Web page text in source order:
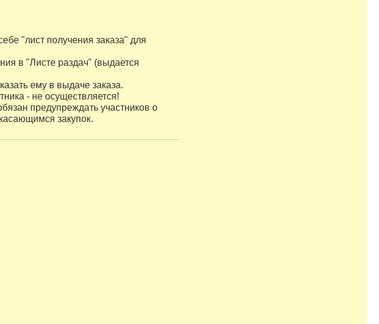
"лист получения заказа" для
в "Листе раздач" (выдается
ему в выдаче заказа.
- не осуществляется!
предупреждать участников о
закупок.